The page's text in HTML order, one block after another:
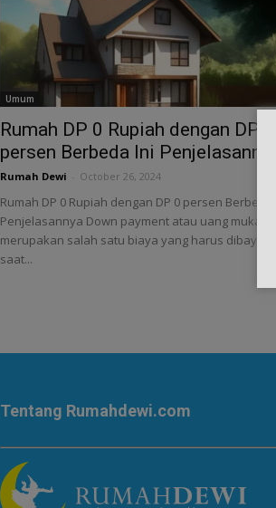
Umum
Rumah DP 0 Rupiah dengan DP 0
persen Berbeda Ini Penjelasannya
Rumah Dewi October 26, 2024
Rumah DP 0 Rupiah dengan DP 0 persen Berbeda
Penjelasannya Down payment atau uang muka
merupakan salah satu biaya yang harus dibayar
saat...
Tentang Rumahdewi.com